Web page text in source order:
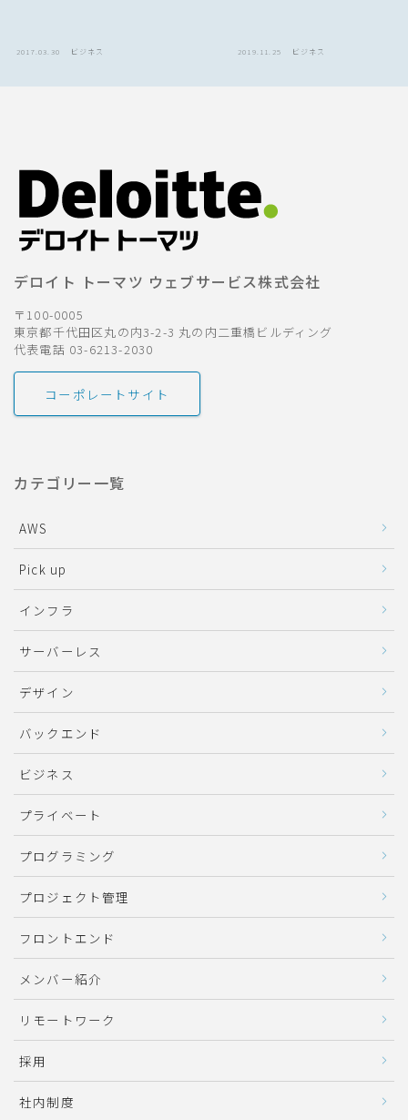
2017.03.30 ビジネス 2019.11.25 ビジネス
デロイト トーマツ ウェブサービス株式会社
〒100-0005
東京都千代田区丸の内3-2-3 丸の内二重橋ビルディング
代表電話 03-6213-2030
コーポレートサイト
カテゴリー一覧
AWS
Pick up
インフラ
サーバーレス
デザイン
バックエンド
ビジネス
プライベート
プログラミング
プロジェクト管理
フロントエンド
メンバー紹介
リモートワーク
採用
社内制度